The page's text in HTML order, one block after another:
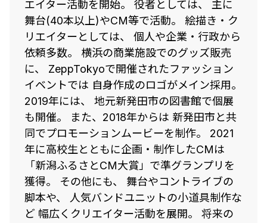
エイター活動を開始。 役者としては、 主に
舞台(40本以上)やCM等で活動。 絵描き・ク
リエイターとしては、 個人や企業・行政から
依頼多数。 横浜の商業施設でのグッズ販売
に、 ZeppTokyoで開催されたファッション
イベントでは 自身作成のロゴがメイン採用。
2019年には、 地元新発田市の図書館で個展
も開催。 また、2018年からは 新発田市と共
同でプロモーションムービーを制作。 2021
年に高校生とともに企画・制作したCMは
「新潟ふるさとCM大賞」で準グランプリを
獲得。 その他にも、 舞台やコントライブの
脚本や、 人気バンドユニットの小道具制作な
ど 幅広くクリエイター活動を展開。 将来の